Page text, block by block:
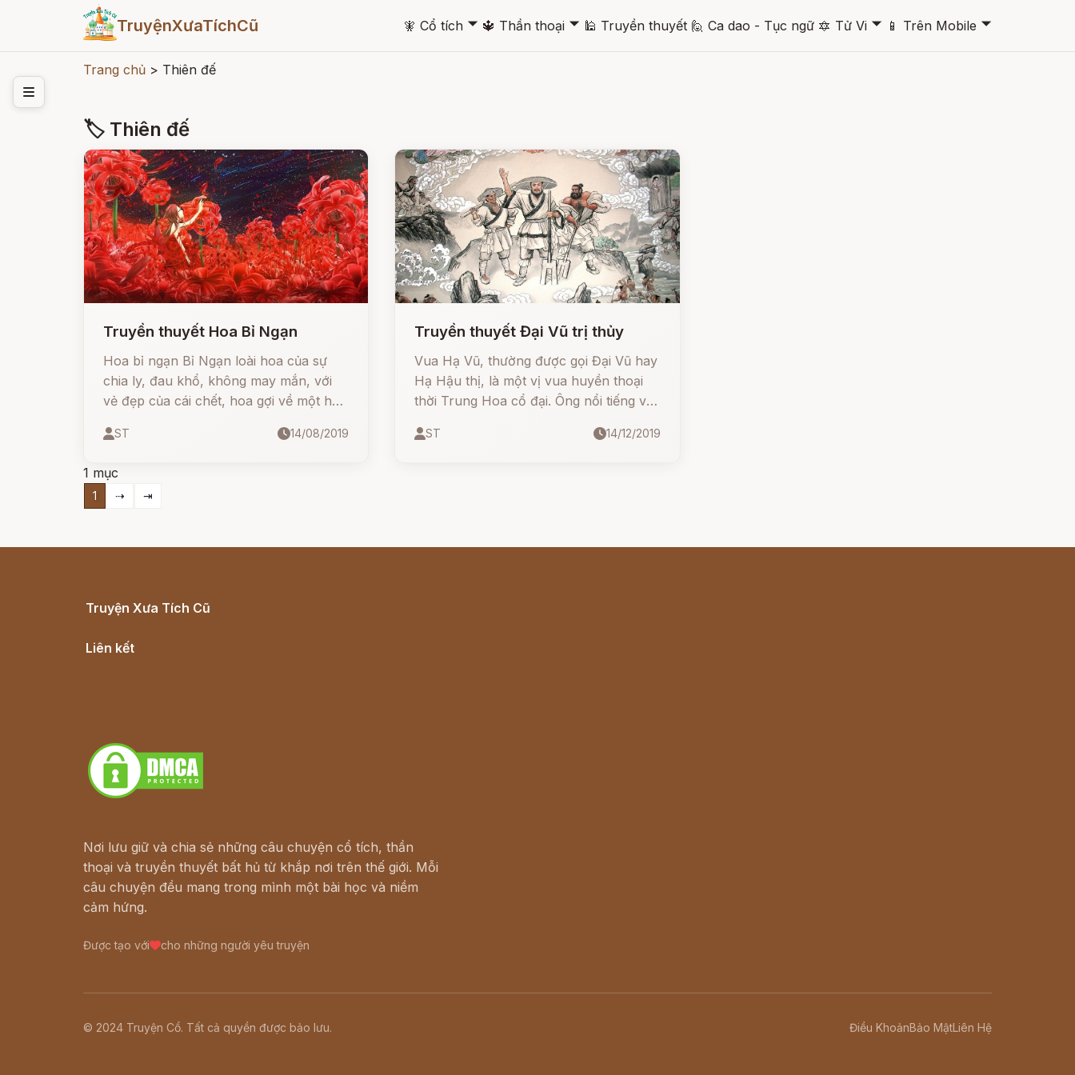
TruyệnXưaTíchCũ 🧚 Cổ tích 🞃 🔱 Thần thoại 🞃 🕌 Truyền thuyết 🙋 Ca dao - Tục ngữ 🔯 Tử Vi 🞃 📱 Trên Mobile 🞃
Trang chủ > Thiên đế
🏷 Thiên đế
Truyền thuyết Hoa Bỉ Ngạn
Hoa bỉ ngạn Bỉ Ngạn loài hoa của sự
chia ly, đau khổ, không may mắn, với
vẻ đẹp của cái chết, hoa gợi về một hồi
ST 14/08/2019
Truyền thuyết Đại Vũ trị thủy
Vua Hạ Vũ, thường được gọi Đại Vũ hay
Hạ Hậu thị, là một vị vua huyền thoại
thời Trung Hoa cổ đại. Ông nổi tiếng với
ngay thẳng của mình
ST 14/12/2019
1 mục
1 ⇢ ⇥
Truyện Xưa Tích Cũ
Liên kết
Nơi lưu giữ và chia sẻ những câu chuyện cổ tích, thần
thoại và truyền thuyết bất hủ từ khắp nơi trên thế giới. Mỗi
câu chuyện đều mang trong mình một bài học và niềm
cảm hứng.
Được tạo với cho những người yêu truyện
© 2024 Truyện Cổ. Tất cả quyền được bảo lưu. Điều KhoảnBảo MậtLiên Hệ